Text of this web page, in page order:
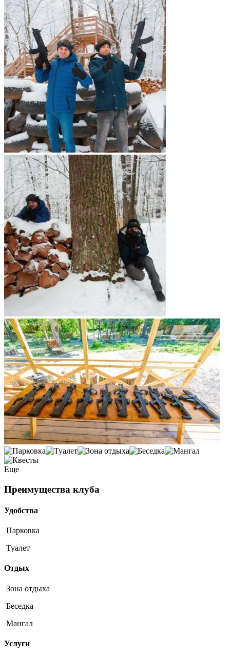
Еще
Преимущества клуба
Удобства
Парковка
Туалет
Отдых
Зона отдыха
Беседка
Мангал
Услуги